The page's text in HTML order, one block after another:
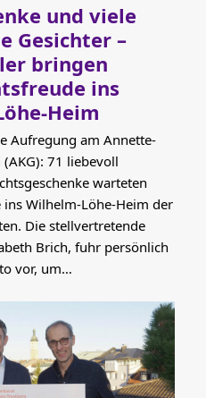
und viele
Gesichter –
bringen
ins
Heim
Aufregung am Annette-
71 liebevoll
warteten
ins Wilhelm-Löhe-Heim der
Die stellvertretende
Brich, fuhr persönlich
vor, um…